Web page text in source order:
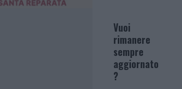
Vuoi
rimanere
sempre
aggiornato
?